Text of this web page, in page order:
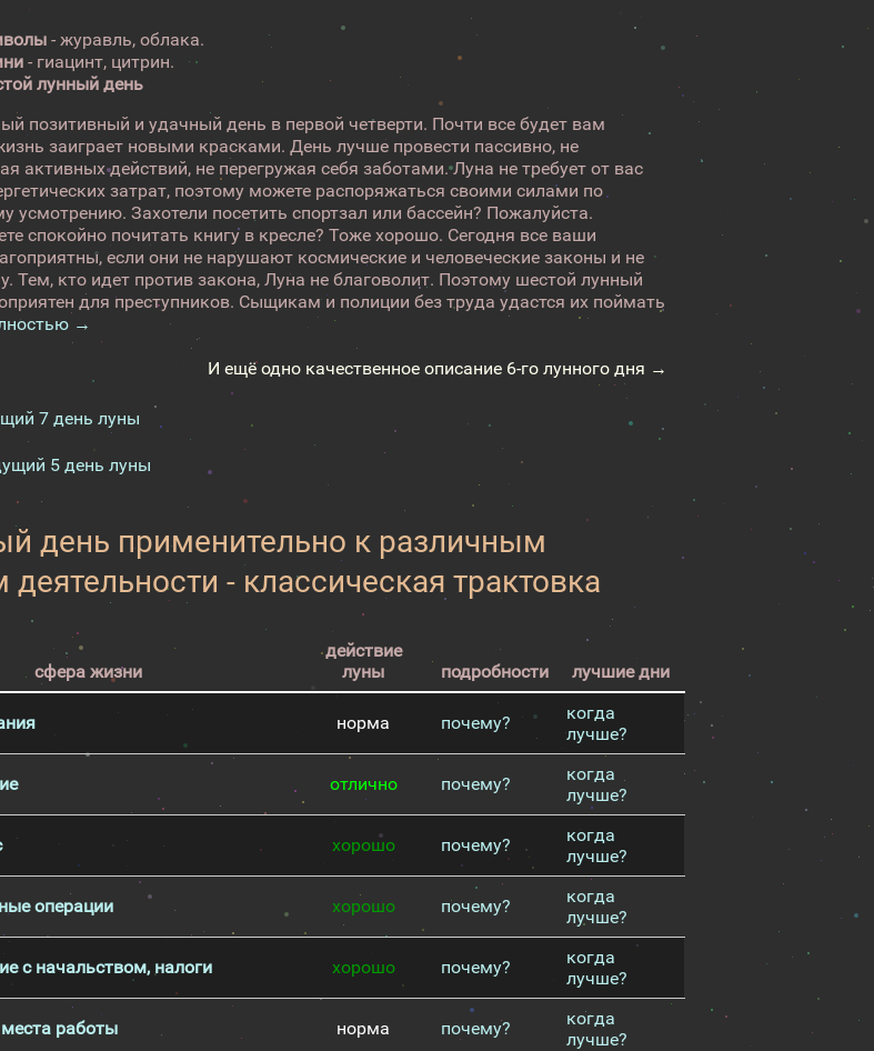
- журавль, облака.
- гиацинт, цитрин.
лунный день
позитивный и удачный день в первой четверти. Почти все будет вам
заиграет новыми красками. День лучше провести пассивно, не
активных действий, не перегружая себя заботами. Луна не требует от вас
затрат, поэтому можете распоряжаться своими силами по
усмотрению. Захотели посетить спортзал или бассейн? Пожалуйста.
спокойно почитать книгу в кресле? Тоже хорошо. Сегодня все ваши
если они не нарушают космические и человеческие законы и не
Тем, кто идет против закона, Луна не благоволит. Поэтому шестой лунный
для преступников. Сыщикам и полиции без труда удастся их поймать
→
И ещё одно качественное описание 6-го лунного дня →
7 день луны
5 день луны
день применительно к различным
- классическая трактовка
сфера жизни
действие
луны
подробности лучшие дни
норма почему?
когда
лучше?
отлично почему?
когда
лучше?
хорошо почему?
когда
лучше?
операции хорошо почему?
когда
лучше?
с начальством, налоги хорошо почему?
когда
лучше?
работы норма почему?
когда
лучше?